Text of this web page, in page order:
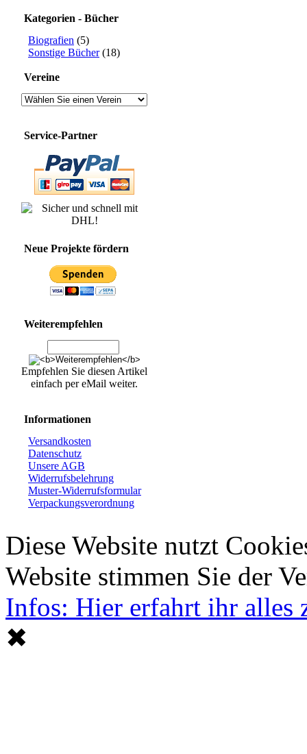
Kategorien - Bücher
Biografien (5)
Sonstige Bücher(18)
Vereine
Service-Partner
Neue Projekte fördern
Weiterempfehlen
Empfehlen Sie diesen Artikel
einfach per eMail weiter.
Informationen
Versandkosten
Datenschutz
Unsere AGB
Widerrufsbelehrung
Muster-Widerrufsformular
Verpackungsverordnung
Diese Website nutzt
Website stimmen Sie der
Infos: Hier erfahrt ihr alles
✖